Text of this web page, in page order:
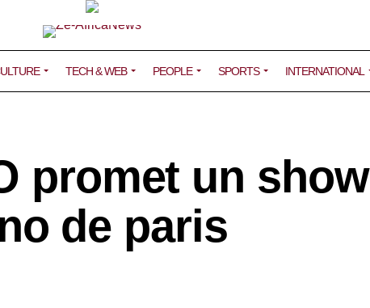
TECH & WEB PEOPLE SPORTS INTERNATIONAL
promet un show
de paris